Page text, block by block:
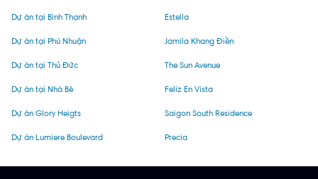
Dự án tại Bình Thạnh
Dự án tại Phú Nhuận
Dự án tại Thủ Đức
Dự án tại Nhà Bè
Dự án Glory Heigts
Dự án Lumiere Boulevard
Estella
Jamila Khang Điền
The Sun Avenue
Feliz En Vista
Saigon South Residence
Precia